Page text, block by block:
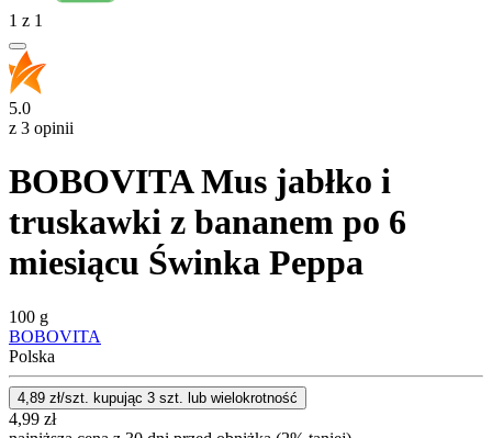
1 z 1
5.0
z 3 opinii
BOBOVITA Mus jabłko i
truskawki z bananem po 6
miesiącu Świnka Peppa
100 g
BOBOVITA
Polska
4,89 zł/szt. kupując 3 szt. lub wielokrotność
4,99 zł